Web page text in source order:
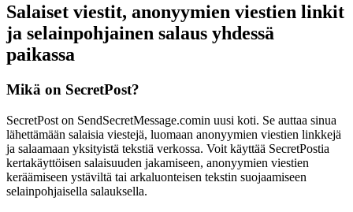
Salaiset viestit, anonyymien viestien linkit
ja selainpohjainen salaus yhdessä
paikassa
Mikä on SecretPost?
SecretPost on SendSecretMessage.comin uusi koti. Se auttaa sinua
lähettämään salaisia viestejä, luomaan anonyymien viestien linkkejä
ja salaamaan yksityistä tekstiä verkossa. Voit käyttää SecretPostia
kertakäyttöisen salaisuuden jakamiseen, anonyymien viestien
keräämiseen ystäviltä tai arkaluonteisen tekstin suojaamiseen
selainpohjaisella salauksella.